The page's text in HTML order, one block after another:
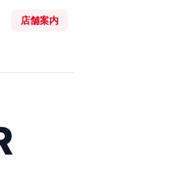
店舗案内